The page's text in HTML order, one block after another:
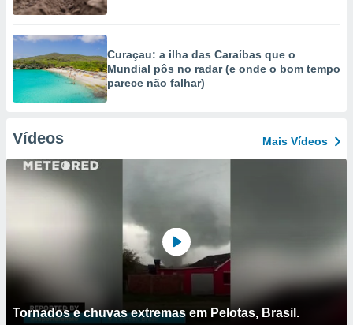
Curaçau: a ilha das Caraíbas que o
Mundial pôs no radar (e onde o bom tempo
parece não falhar)
Vídeos Mais Vídeos
Tornados e chuvas extremas em Pelotas, Brasil.